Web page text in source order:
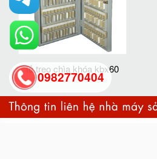
tủ treo chìa khóa kbx60
0982770404